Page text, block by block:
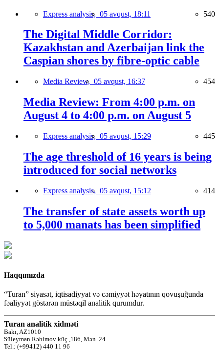
Express analysis, 05 avqust, 18:11 540
The Digital Middle Corridor:
Kazakhstan and Azerbaijan link the
Caspian shores by fibre-optic cable
Media Review, 05 avqust, 16:37 454
Media Review: From 4:00 p.m. on
August 4 to 4:00 p.m. on August 5
Express analysis, 05 avqust, 15:29 445
The age threshold of 16 years is being
introduced for social networks
Express analysis, 05 avqust, 15:12 414
The transfer of state assets worth up
to 5,000 manats has been simplified
Haqqımızda
“Turan” siyasət, iqtisadiyyat və cəmiyyət həyatının qovuşuğunda
fəaliyyət göstərən müstəqil analitik qurumdur.
Turan analitik xidməti
Bakı, AZ1010
Süleyman Rəhimov küç.,186, Mən. 24
Tel.: (+99412) 440 11 96